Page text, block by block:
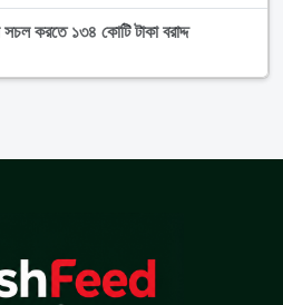
করতে ১৩৪ কোটি টাকা বরাদ্দ